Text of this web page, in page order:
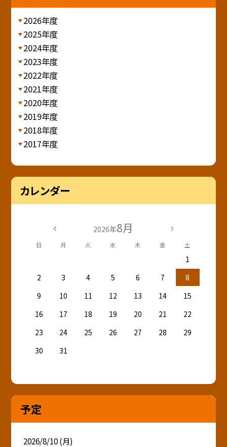
2026年度
2025年度
2024年度
2023年度
2022年度
2021年度
2020年度
2019年度
2018年度
2017年度
カレンダー
2026年8月
日 月 火 水 木 金 土
1
2
3 4 5 6 7
8
9
10 11 12 13 14
15
16
17 18 19 20 21
22
23
24 25 26 27 28
29
30
31
予定
2026/8/10 (月)